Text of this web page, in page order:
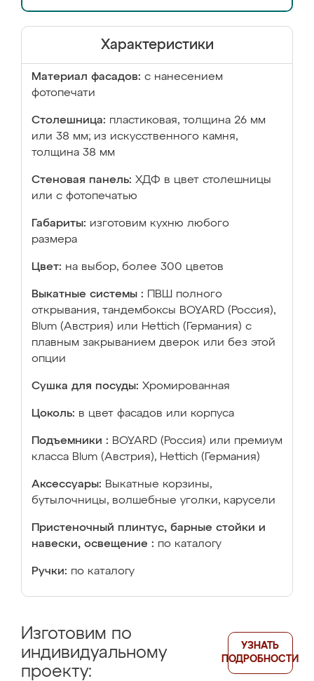
Характеристики
Материал фасадов: с нанесением
фотопечати
Столешница: пластиковая, толщина 26 мм
или 38 мм; из искусственного камня,
толщина 38 мм
Стеновая панель: ХДФ в цвет столешницы
или с фотопечатью
Габариты: изготовим кухню любого
размера
Цвет: на выбор, более 300 цветов
Выкатные системы :
ПВШ полного
открывания, тандембоксы BOYARD (Россия),
Blum (Австрия) или Hettich (Германия) с
плавным закрыванием дверок или без этой
опции
Сушка для посуды: Хромированная
Цоколь: в цвет фасадов или корпуса
Подъемники : BOYARD (Россия) или премиум
класса Blum (Австрия), Hettich (Германия)
Аксессуары: Выкатные корзины,
бутылочницы, волшебные уголки, карусели
Пристеночный плинтус, барные стойки и
навески, освещение : по каталогу
Ручки: по каталогу
Изготовим по
индивидуальному
проекту:
УЗНАТЬ
ПОДРОБНОСТИ